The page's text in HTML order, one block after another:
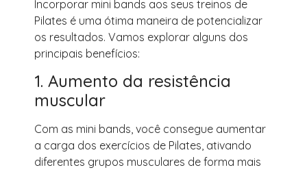
Incorporar mini bands aos seus treinos de
Pilates é uma ótima maneira de potencializar
os resultados. Vamos explorar alguns dos
principais benefícios:
1. Aumento da resistência
muscular
Com as mini bands, você consegue aumentar
a carga dos exercícios de Pilates, ativando
diferentes grupos musculares de forma mais